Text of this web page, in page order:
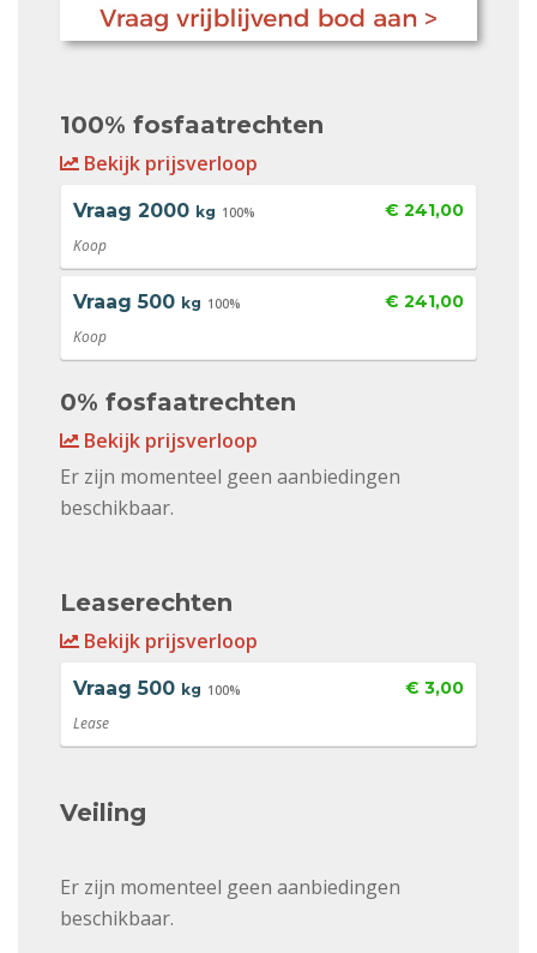
100% fosfaatrechten
Bekijk prijsverloop
Vraag 2000 kg 100% € 241,00
Koop
Vraag 500 kg 100% € 241,00
Koop
0% fosfaatrechten
Bekijk prijsverloop
Er zijn momenteel geen aanbiedingen
beschikbaar.
Leaserechten
Bekijk prijsverloop
Vraag 500 kg 100% € 3,00
Lease
Veiling
Er zijn momenteel geen aanbiedingen
beschikbaar.